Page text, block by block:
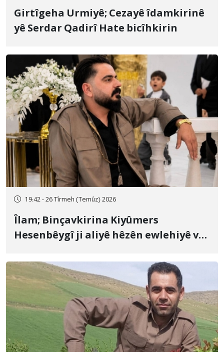
Girtîgeha Urmiyê; Cezayê îdamkirinê
yê Serdar Qadirî Hate bicîhkirin
19:42 - 26 Tîrmeh (Temûz) 2026
Îlam; Binçavkirina Kiyûmers
Hesenbêygî ji aliyê hêzên ewlehiyê ve